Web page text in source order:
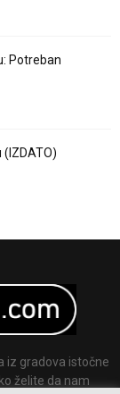
Potreban
(IZDATO)
iz gradova istočne
želite da nam